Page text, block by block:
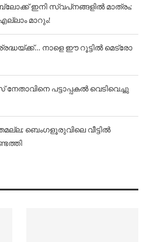
ഇനി സ്വപ്‌നങ്ങളില്‍ മാത്രം;
മാറും!
നാളെ ഈ റൂട്ടില്‍ മെട്രോ
പട്ടാപ്പകല്‍ വെടിവെച്ചു
ബെംഗളൂരുവിലെ വീട്ടില്‍